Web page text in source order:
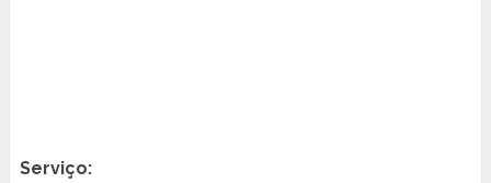
Serviço: